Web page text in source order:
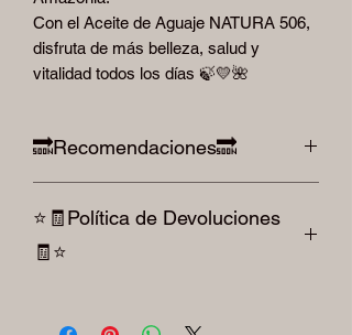
Con el Aceite de Aguaje NATURA 506,
disfruta de más belleza, salud y
vitalidad todos los días 🍃💛🌺
🔜Recomendaciones🔜
saturados en grasas 🧈, cuidar los
excedentes de carbohidratos🍪, tomar
suficiente agua💧, hacer al menos 30
⭐️🧾Política de Devoluciones
🧾⭐️
respetar la factura y el producto sellado.